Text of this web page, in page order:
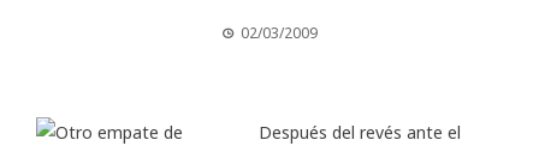
02/03/2009
Después del revés ante el